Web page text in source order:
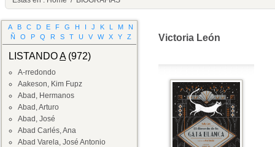
A B C D E F G H I J K L M
N
Ñ
O P Q R S T U V W X Y Z
LISTANDOA(972)
A-rredondo
Aakeson, Kim Fupz
Abad, Hermanos
Abad, Arturo
Abad, José
Abad Carlés, Ana
Abad Varela, José Antonio
Victoria León